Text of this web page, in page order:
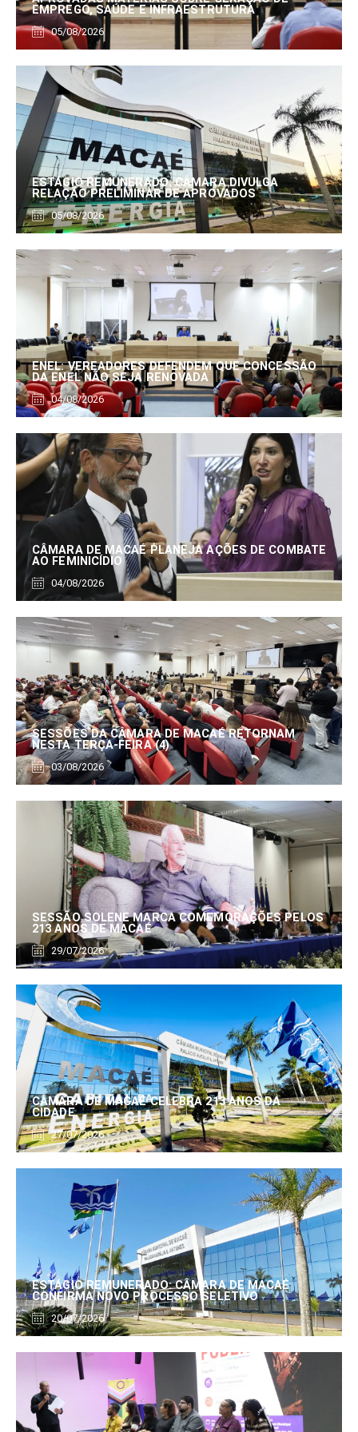
EMPREGO, SAÚDE E INFRAESTRUTURA
05/08/2026
ESTÁGIO REMUNERADO: CÂMARA DIVULGA
RELAÇÃO PRELIMINAR DE APROVADOS
05/08/2026
ENEL: VEREADORES DEFENDEM QUE CONCESSÃO
DA ENEL NÃO SEJA RENOVADA
04/08/2026
CÂMARA DE MACAÉ PLANEJA AÇÕES DE COMBATE
AO FEMINICÍDIO
04/08/2026
SESSÕES DA CÂMARA DE MACAÉ RETORNAM
NESTA TERÇA-FEIRA (4)
03/08/2026
SESSÃO SOLENE MARCA COMEMORAÇÕES PELOS
213 ANOS DE MACAÉ
29/07/2026
CÂMARA DE MACAÉ CELEBRA 213 ANOS DA
CIDADE
27/07/2026
ESTÁGIO REMUNERADO: CÂMARA DE MACAÉ
CONFIRMA NOVO PROCESSO SELETIVO
20/07/2026